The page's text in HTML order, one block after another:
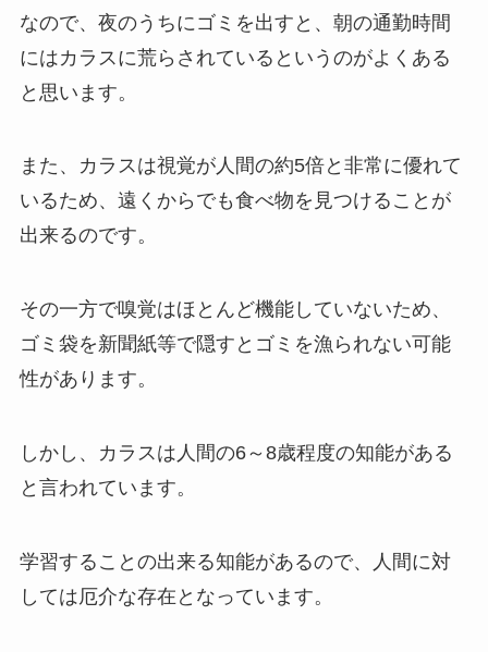
なので、夜のうちにゴミを出すと、朝の通勤時間
にはカラスに荒らされているというのがよくある
と思います。
また、カラスは視覚が人間の約5倍と非常に優れて
いるため、遠くからでも食べ物を見つけることが
出来るのです。
その一方で嗅覚はほとんど機能していないため、
ゴミ袋を新聞紙等で隠すとゴミを漁られない可能
性があります。
しかし、カラスは人間の6～8歳程度の知能がある
と言われています。
学習することの出来る知能があるので、人間に対
しては厄介な存在となっています。